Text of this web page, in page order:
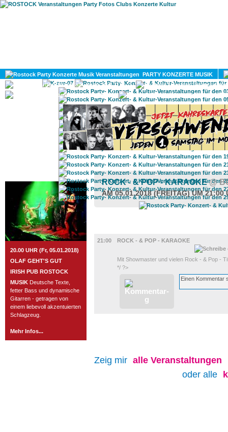
PARTY KONZERTE MUSIK
KULTUR
GAY
ROSTOCK TAGESTIPP
20.00 UHR (Fr, 05.01.2018)
OLAF GEHT'S GUT
IRISH PUB ROSTOCK
MUSIK Deutsche Texte,
fetter Bass und dynamische
Gitarren - getragen von
einem liebevoll akzentuierten
Schlagzeug.
Mehr Infos...
ROCK - & POP - KARAOKE@
AM 05.01.2018 (FREITAG) UM 21:00
21:00
ROCK - & POP - KARAOKE
Mit Showmaster und vielen Rock - & Pop -
*/ ?>
Zeig mir alle Veranstaltungen
oder alle